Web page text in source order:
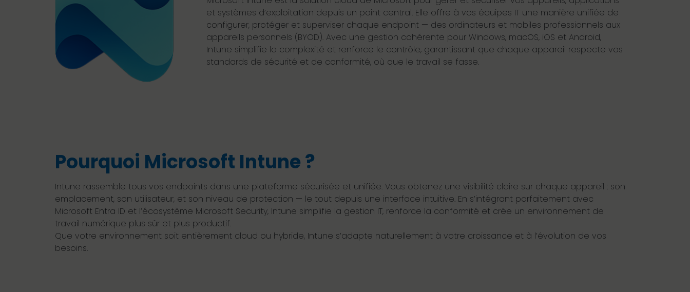
et systèmes d’exploitation depuis un point central. Elle offre à vos équipes IT une manière unifiée de
configurer, protéger et superviser chaque endpoint — des ordinateurs et mobiles professionnels aux
appareils personnels (BYOD). Avec une gestion cohérente pour Windows, macOS, iOS et Android,
Intune simplifie la complexité et renforce le contrôle, garantissant que chaque appareil respecte vos
standards de sécurité et de conformité, où que le travail se fasse.
Pourquoi Microsoft Intune ?
Intune rassemble tous vos endpoints dans une plateforme sécurisée et unifiée. Vous obtenez une visibilité claire sur chaque appareil : son
emplacement, son utilisateur, et son niveau de protection — le tout depuis une interface intuitive. En s’intégrant parfaitement avec
Microsoft Entra ID et l’écosystème Microsoft Security, Intune simplifie la gestion IT, renforce la conformité et crée un environnement de
travail numérique plus sûr et plus productif.
Que votre environnement soit entièrement cloud ou hybride, Intune s’adapte naturellement à votre croissance et à l’évolution de vos
besoins.